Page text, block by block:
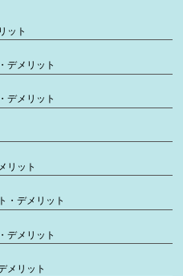
ット
デメリット
デメリット
リット
・デメリット
デメリット
メリット